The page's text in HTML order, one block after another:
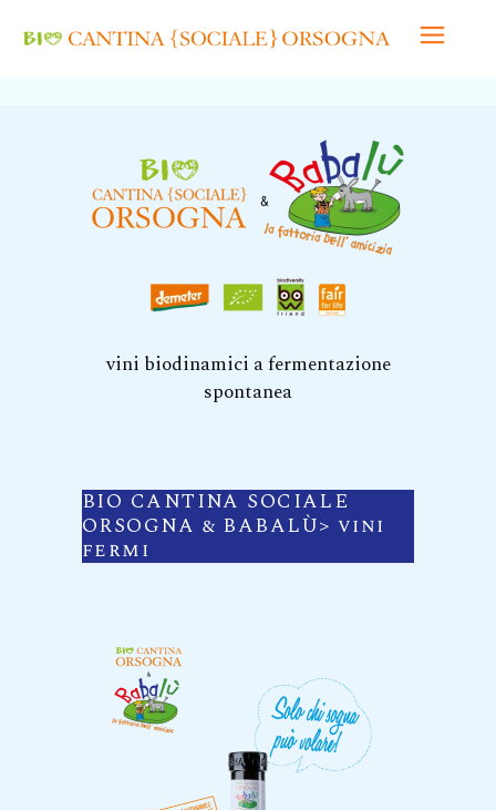
vini biodinamici a fermentazione
spontanea
BIO CANTINA SOCIALE
ORSOGNA & BABALÙ> vini
fermi